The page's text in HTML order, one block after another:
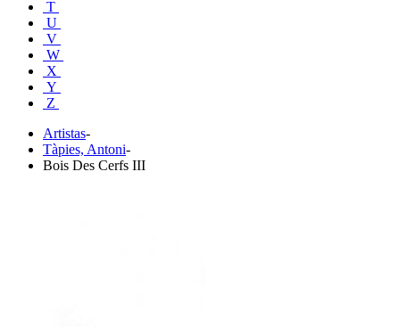
T
U
V
W
X
Y
Z
Artistas-
Tàpies, Antoni-
Bois Des Cerfs III